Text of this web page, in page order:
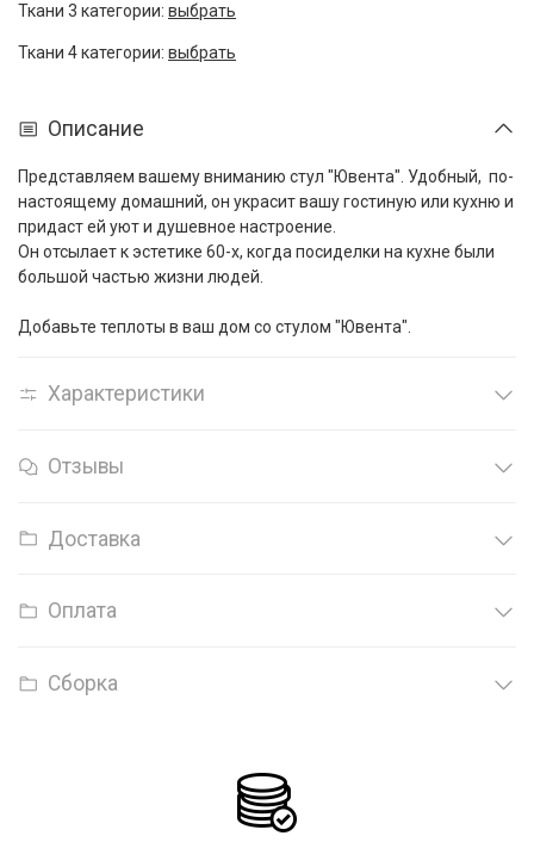
Ткани 3 категории: выбрать
Ткани 4 категории: выбрать
Описание
Представляем вашему вниманию стул "Ювента". Удобный, по-
настоящему домашний, он украсит вашу гостиную или кухню и
придаст ей уют и душевное настроение.
Он отсылает к эстетике 60-х, когда посиделки на кухне были
большой частью жизни людей.
Добавьте теплоты в ваш дом со стулом "Ювента".
Характеристики
Отзывы
Доставка
Оплата
Сборка